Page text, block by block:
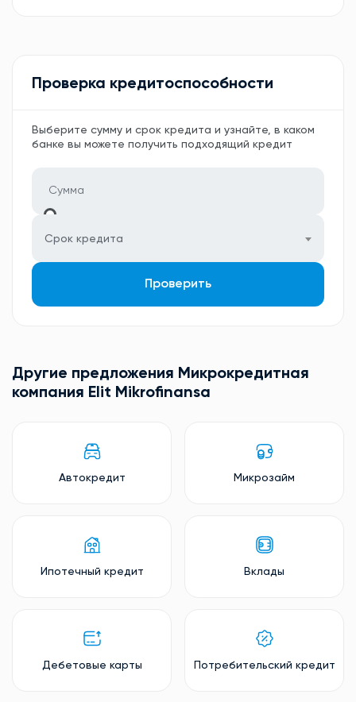
Проверка кредитоспособности
Выберите сумму и срок кредита и узнайте, в каком
банке вы можете получить подходящий кредит
Срок кредита
Проверить
Другие предложения Микрокредитная
компания Elit Mikrofinansa
Автокредит Микрозайм
Ипотечный кредит Вклады
Дебетовые карты Потребительский кредит